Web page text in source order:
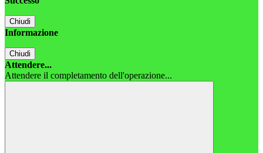
Chiudi
Informazione
Chiudi
Attendere...
Attendere il completamento dell'operazione...